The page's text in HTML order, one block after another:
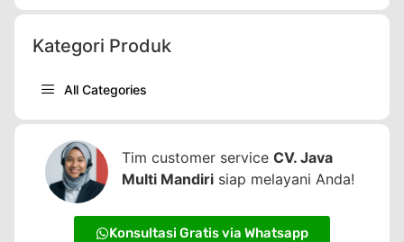
Kategori Produk
All Categories
Tim customer service CV. Java
Multi Mandiri siap melayani Anda!
Konsultasi Gratis via Whatsapp